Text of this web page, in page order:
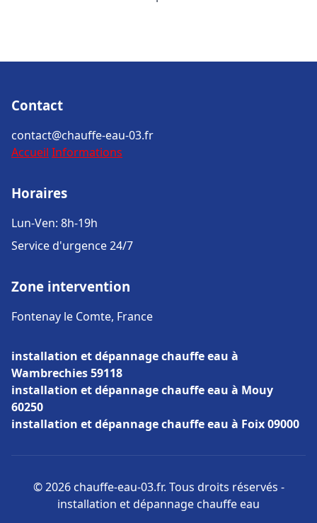
Contact
contact@chauffe-eau-03.fr
Accueil Informations
Horaires
Lun-Ven: 8h-19h
Service d'urgence 24/7
Zone intervention
Fontenay le Comte, France
installation et dépannage chauffe eau à
Wambrechies 59118
installation et dépannage chauffe eau à Mouy
60250
installation et dépannage chauffe eau à Foix 09000
© 2026 chauffe-eau-03.fr. Tous droits réservés -
installation et dépannage chauffe eau